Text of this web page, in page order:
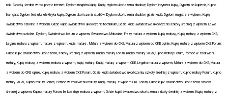
rok, Szkołą średnia w rok przez Internet, Dyplom magistra kupię, Kupię dyplom ukończenia studiów, Dyplom inżyniera kupię, Dyplom do kupienia, Kupno
licencjata, Dyplom technika elektryka kupię, Dyplom ukończenia studiów, Dyplom ukończenia studiów, gdzie kupić, Dyplom magistra z wpisem, Kupię
świadectwo szkolne z wpisem, Gdzie kupić świadectwo ukończenia technikum, Gdzie kupić świadectwo ukończenia szkoły średniej z wpisem, Lewe
świadectwa szkolne, Dyplom, Świadectwo liceum z wpisem, Świadectwo Maturalne, Frazy matura z wpisem, kupię maturę, Kupię maturę z wpisem CKE,
Legalna matura z wpisem, mature z wpisem, kupie mature , Matura z wpisem do CKE, Matura z wpisem do CKE opinie, Kupię maturę z wpisem CKE Forum,
Gdzie kupić świadectwo ukończenia, szkoły średniej z wpisem, Kupno matury Forum, Kupno matury 2025,Kupno matury Forum, Pomoc w załatwieniu
matury, Kupię maturę z wpisem, matura z wpisem, kupię maturę, Kupię maturę z wpisem CKE, Legalna matura z wpisem, Matura z wpisem do CKE, Matura
z wpisem do CKE opinie, Kupię maturę z wpisem CKE Forum, Gdzie kupić świadectwo ukończenia, szkoły średniej z wpisem, Kupno matury Forum, Kupno
matury 2025, Kupno matury Forum, Pomoc w załatwieniu matury, Kupię maturę z wpisem CKE Forum, Gdzie kupić świadectwo ukończenia szkoły
średniej z wpisem, Kupno matury Forum, Ile kosztuje matura z wpisem, Gdzie kupić świadectwo ukończenia szkoły średniej z wpisem, Kupię maturę z